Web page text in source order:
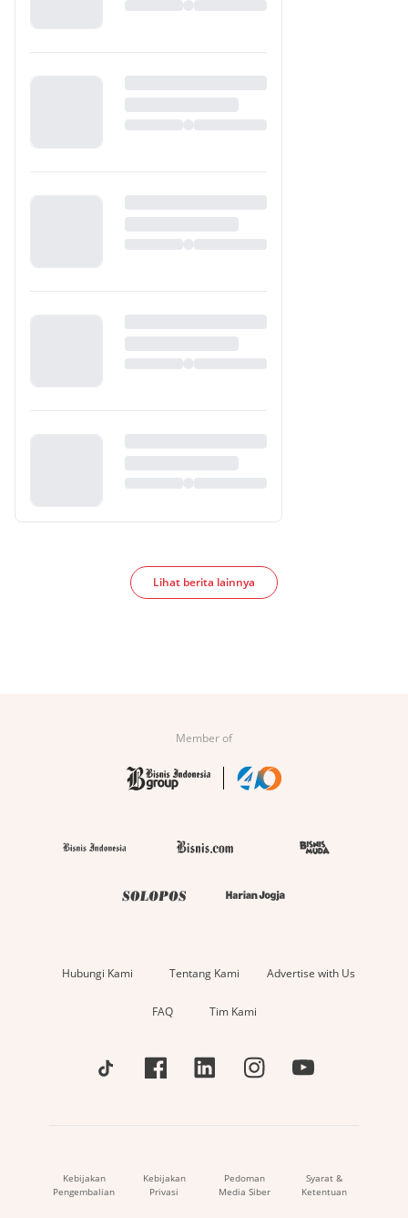
Lihat berita lainnya
Member of
Hubungi Kami Tentang Kami Advertise with Us
FAQ Tim Kami
Kebijakan
Pengembalian
Kebijakan
Privasi
Pedoman
Media Siber
Syarat &
Ketentuan